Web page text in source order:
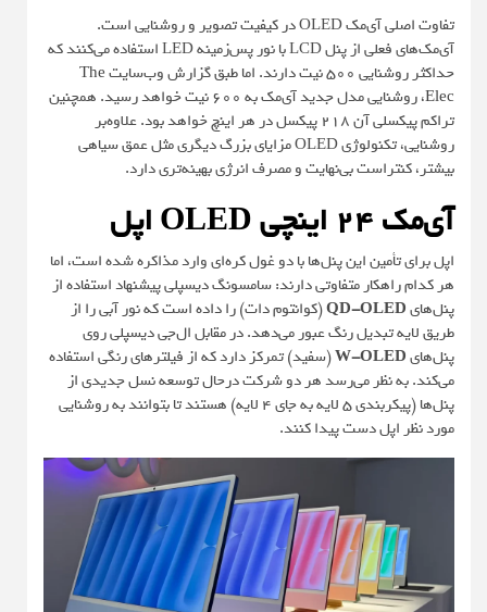
تفاوت اصلی آی‌مک OLED در کیفیت تصویر و روشنایی است.
آی‌مک‌های فعلی از پنل LCD با نور پس‌زمینه LED استفاده می‌کنند که
حداکثر روشنایی ۵۰۰ نیت دارند. اما طبق گزارش وب‌سایت
The
Elec
، روشنایی مدل جدید آی‌مک به ۶۰۰ نیت خواهد رسید. همچنین
تراکم پیکسلی آن ۲۱۸ پیکسل در هر اینچ خواهد بود. علاوه‌بر
روشنایی، تکنولوژی OLED مزایای بزرگ دیگری مثل عمق سیاهی
بیشتر، کنتراست بی‌نهایت و مصرف انرژی بهینه‌تری دارد.
آی‌مک ۲۴ اینچی OLED اپل
اپل برای تأمین این پنل‌ها با دو غول کره‌ای وارد مذاکره شده است، اما
هر کدام راهکار متفاوتی دارند: سامسونگ دیسپلی پیشنهاد استفاده از
پنل‌هایQD-OLED(کوانتوم دات) را داده است که نور آبی را از
طریق لایه تبدیل رنگ عبور می‌دهد. در مقابل ال‌جی دیسپلی روی
پنل‌هایW-OLED(سفید) تمرکز دارد که از فیلترهای رنگی استفاده
می‌کند. به نظر می‌رسد هر دو شرکت درحال توسعه نسل جدیدی از
پنل‌ها (پیکربندی ۵ لایه به جای ۴ لایه) هستند تا بتوانند به روشنایی
مورد نظر اپل دست پیدا کنند.